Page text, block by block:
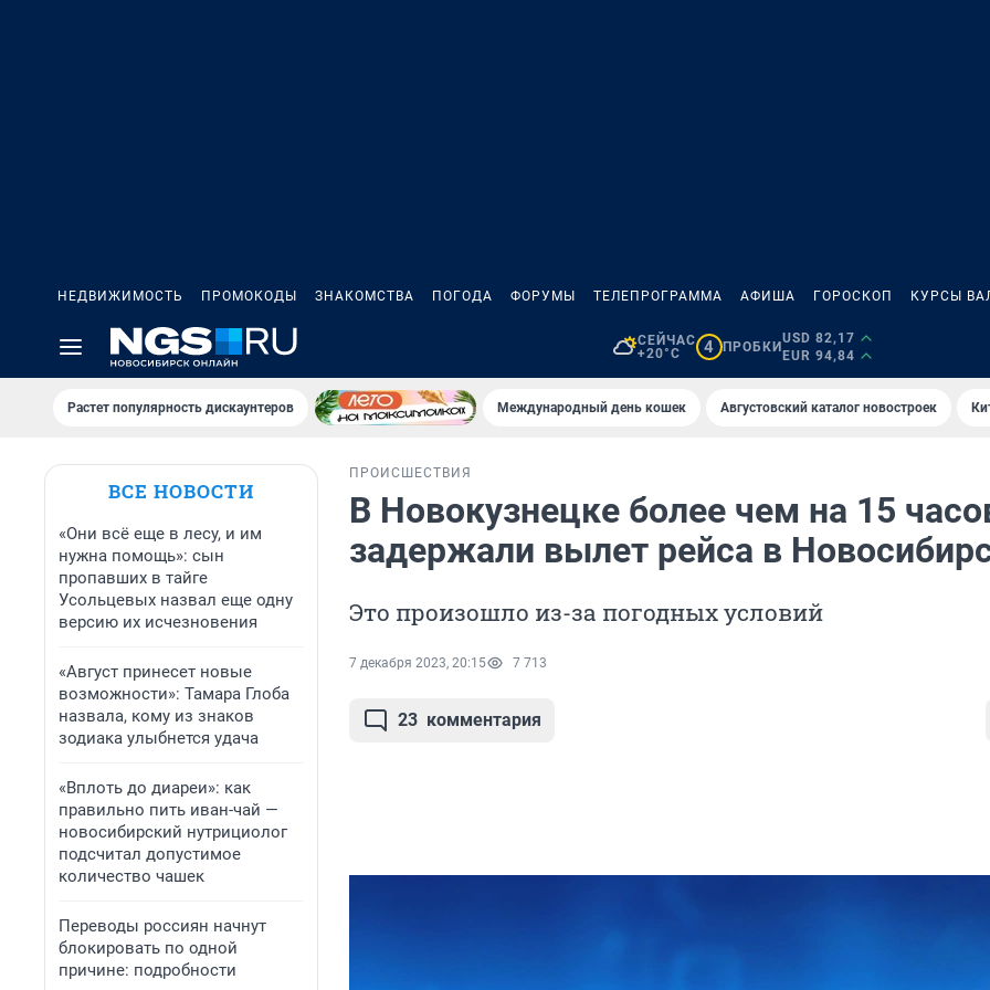
НЕДВИЖИМОСТЬ ПРОМОКОДЫ ЗНАКОМСТВА ПОГОДА ФОРУМЫ ТЕЛЕПРОГРАММА АФИША ГОРОСКОП КУРСЫ
СЕЙЧАС
+20°C
4 ПРОБКИ
USD 82,17
EUR 94,84
Растет популярность дискаунтеров Международный день кошек Августовский каталог новостроек
ВСЕ НОВОСТИ
«Они всё еще в лесу, и им
нужна помощь»: сын
пропавших в тайге
Усольцевых назвал еще одну
версию их исчезновения
«Август принесет новые
возможности»: Тамара Глоба
назвала, кому из знаков
зодиака улыбнется удача
«Вплоть до диареи»: как
правильно пить иван-чай —
новосибирский нутрициолог
подсчитал допустимое
количество чашек
Переводы россиян начнут
блокировать по одной
причине: подробности
ПРОИСШЕСТВИЯ
В Новокузнецке более чем на 15
задержали вылет рейса в
Это произошло из-за погодных условий
7 декабря 2023, 20:15 7 713
23 комментария